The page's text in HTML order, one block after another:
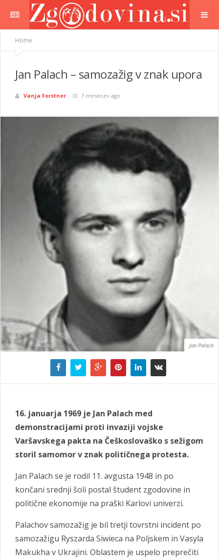
Home
Jan Palach – samozažig v znak upora
Vanja Forstner 7 mesecev ago
Jan Palach
16. januarja 1969 je Jan Palach med
demonstracijami proti invaziji vojske
Varšavskega pakta na Češkoslovaško s sežigom
storil samomor v znak političnega protesta.
Jan Palach se je rodil 11. avgusta 1948 in po
končani srednji šoli postal študent zgodovine in
politične ekonomije na praški Karlovi univerzi.
Palachov samozažig je bil tretji tovrstni incident po
samozažigu Ryszarda Siwieca na Poljskem in Vasyla
Makukha v Ukrajini. Oblastem je uspelo preprečiti